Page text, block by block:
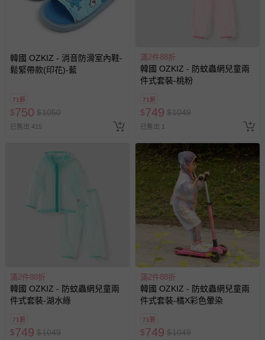
其他常見問題：
運送服務：目前提供的運送僅限台灣本島。如您位於離島地
亦保留出貨與否的權利。離島、偏遠地區、樓層親送等加價
費用，可能會另需加收。
已出貨通知之訊息為主。
如您收到商品，請依正常流程檢查是否完好，若商品遇瑕疵
情形，您可申請更換新品或退貨，請見：
。
若您對於會員帳號、商品訂購與資訊、購物流程、付款方
式、折價券與購物金的使用、退貨及商品運送方式等有疑
媽咪愛客服中心
預購商品：預購為海外同步代購，遇缺貨即會通知媽咪並協
助取消退款事宜。
商品如因「價格、組合」等錯誤原因，導致無法安排出貨，
會主動以簡訊及mail通知訂單取消事宜，並將提供適當補
韓國 OZKIZ - 消音防滑室內鞋-
鬆緊帶款(印花)-藍
71折
$750 $1050
已售出 415
滿2件88折
韓國 OZKIZ - 防蚊蟲網兒童兩
件式套裝-桃粉
71折
$749 $1049
已售出 1
滿2件88折
韓國 OZKIZ - 防蚊蟲網兒童兩
件式套裝-湖水綠
71折
$749 $1049
滿2件88折
韓國 OZKIZ - 防蚊蟲網兒童兩
件式套裝-橘X彩色暈染
71折
$749 $1049